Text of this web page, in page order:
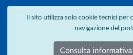
Il sito utilizza solo cookie tecnici per
navigazione del
Consulta informativa